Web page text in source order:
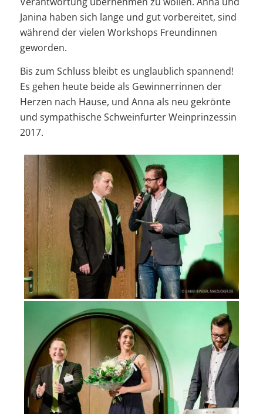
Janina haben sich lange und gut vorbereitet, sind
während der vielen Workshops Freundinnen
geworden.
Bis zum Schluss bleibt es unglaublich spannend!
Es gehen heute beide als Gewinnerrinnen der
Herzen nach Hause, und Anna als neu gekrönte
und sympathische Schweinfurter Weinprinzessin
2017.